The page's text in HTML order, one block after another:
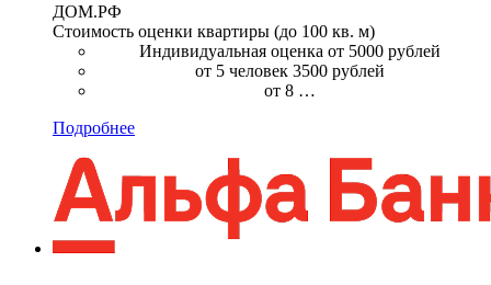
ДОМ.РФ
Стоимость оценки квартиры (до 100 кв. м)
Индивидуальная оценка от 5000 рублей
от 5 человек 3500 рублей
от 8 …
Подробнее